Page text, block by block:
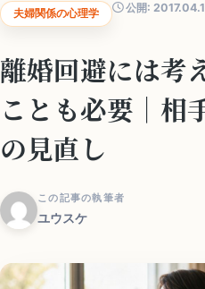
夫婦関係の心理学 公開:
離婚回避には考
ことも必要｜相
の見直し
この記事の執筆者
ユウスケ